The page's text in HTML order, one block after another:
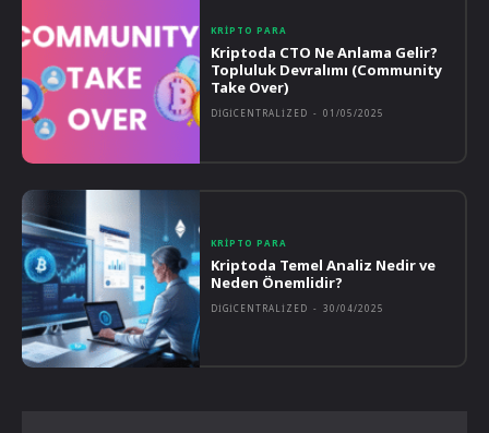
KRIPTO PARA
Kriptoda CTO Ne Anlama Gelir?
Topluluk Devralımı (Community
Take Over)
DIGICENTRALIZED - 01/05/2025
KRIPTO PARA
Kriptoda Temel Analiz Nedir ve
Neden Önemlidir?
DIGICENTRALIZED - 30/04/2025